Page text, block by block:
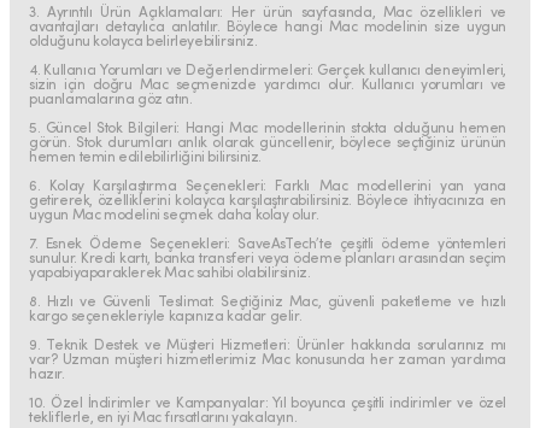
3. Ayrıntılı Ürün Açıklamaları: Her ürün sayfasında, Mac özellikleri ve
avantajları detaylıca anlatılır. Böylece hangi Mac modelinin size uygun
olduğunu kolayca belirleyebilirsiniz.
4. Kullanıcı Yorumları ve Değerlendirmeleri: Gerçek kullanıcı deneyimleri,
sizin için doğru Mac seçmenizde yardımcı olur. Kullanıcı yorumları ve
puanlamalarına göz atın.
5. Güncel Stok Bilgileri: Hangi Mac modellerinin stokta olduğunu hemen
görün. Stok durumları anlık olarak güncellenir, böylece seçtiğiniz ürünün
hemen temin edilebilirliğini bilirsiniz.
6. Kolay Karşılaştırma Seçenekleri: Farklı Mac modellerini yan yana
getirerek, özelliklerini kolayca karşılaştırabilirsiniz. Böylece ihtiyacınıza en
uygun Mac modelini seçmek daha kolay olur.
7. Esnek Ödeme Seçenekleri: SaveAsTech’te çeşitli ödeme yöntemleri
sunulur. Kredi kartı, banka transferi veya ödeme planları arasından seçim
yapabiyaparaklerek Mac sahibi olabilirsiniz.
8. Hızlı ve Güvenli Teslimat: Seçtiğiniz Mac, güvenli paketleme ve hızlı
kargo seçenekleriyle kapınıza kadar gelir.
9. Teknik Destek ve Müşteri Hizmetleri: Ürünler hakkında sorularınız mı
var? Uzman müşteri hizmetlerimiz Mac konusunda her zaman yardıma
hazır.
10. Özel İndirimler ve Kampanyalar: Yıl boyunca çeşitli indirimler ve özel
tekliflerle, en iyi Mac fırsatlarını yakalayın.